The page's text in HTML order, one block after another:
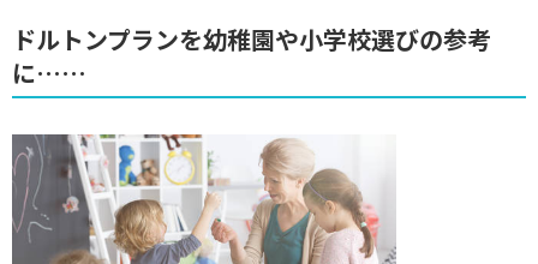
ドルトンプランを幼稚園や小学校選びの参考
に……